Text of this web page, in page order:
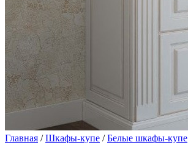
Главная /Шкафы-купе /Белые шкафы-купе